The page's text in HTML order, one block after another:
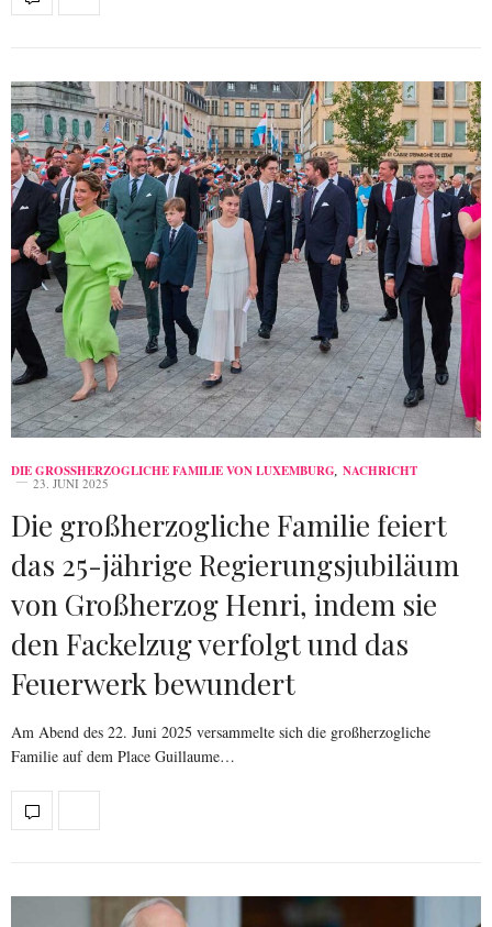
DIE GROSSHERZOGLICHE FAMILIE VON LUXEMBURG , NACHRICHT
23. JUNI 2025
Die großherzogliche Familie feiert
das 25-jährige Regierungsjubiläum
von Großherzog Henri, indem sie
den Fackelzug verfolgt und das
Feuerwerk bewundert
Am Abend des 22. Juni 2025 versammelte sich die großherzogliche
Familie auf dem Place Guillaume…